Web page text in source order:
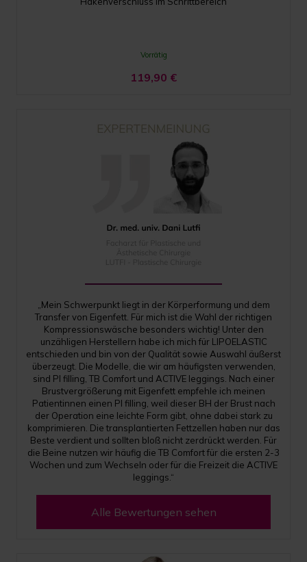
Vorrätig
119,90 €
„Mein Schwerpunkt liegt in der Körperformung und dem
Transfer von Eigenfett. Für mich ist die Wahl der richtigen
Kompressionswäsche besonders wichtig! Unter den
unzähligen Herstellern habe ich mich für LIPOELASTIC
entschieden und bin von der Qualität sowie Auswahl äußerst
überzeugt. Die Modelle, die wir am häufigsten verwenden,
sind PI filling, TB Comfort und ACTIVE leggings. Nach einer
Brustvergrößerung mit Eigenfett empfehle ich meinen
Patientinnen einen PI filling, weil dieser BH der Brust nach
der Operation eine leichte Form gibt, ohne dabei stark zu
komprimieren. Die transplantierten Fettzellen haben nur das
Beste verdient und sollten bloß nicht zerdrückt werden. Für
die Beine nutzen wir häufig die TB Comfort für die ersten 2-3
Wochen und zum Wechseln oder für die Freizeit die ACTIVE
leggings.“
Alle Bewertungen sehen